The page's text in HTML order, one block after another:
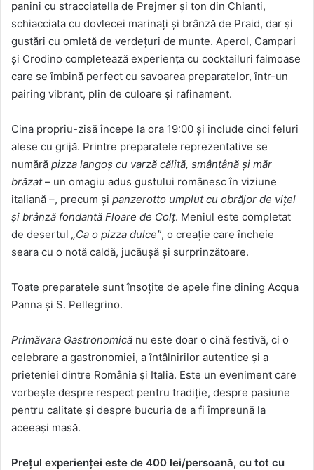
panini cu stracciatella de Prejmer și ton din Chianti,
schiacciata cu dovlecei marinați și brânză de Praid, dar și
gustări cu omletă de verdețuri de munte. Aperol, Campari
și Crodino completează experiența cu cocktailuri faimoase
care se îmbină perfect cu savoarea preparatelor, într-un
pairing vibrant, plin de culoare și rafinament.
Cina propriu-zisă începe la ora 19:00 și include cinci feluri
alese cu grijă. Printre preparatele reprezentative se
numără pizza langoș cu varză călită, smântână și măr
brăzat– un omagiu adus gustului românesc în viziune
italiană –, precum și panzerotto umplut cu obrăjor de vițel
și brânză fondantă Floare de Colț. Meniul este completat
de desertul „Ca o pizza dulce”, o creație care încheie
seara cu o notă caldă, jucăușă și surprinzătoare.
Toate preparatele sunt însoțite de apele fine dining Acqua
Panna și S. Pellegrino.
Primăvara Gastronomică nu este doar o cină festivă, ci o
celebrare a gastronomiei, a întâlnirilor autentice și a
prieteniei dintre România și Italia. Este un eveniment care
vorbește despre respect pentru tradiție, despre pasiune
pentru calitate și despre bucuria de a fi împreună la
aceeași masă.
Prețul experienței este de 400 lei/persoană, cu tot cu